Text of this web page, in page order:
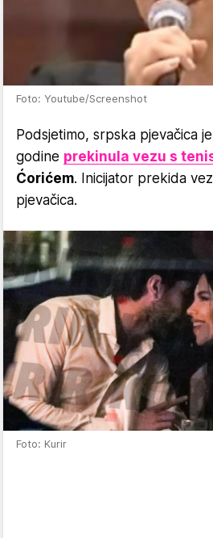
Foto: Youtube/Screenshot
Podsjetimo, srpska pjevačica
godine prekinula vezu s
Ćorićem. Inicijator prekida
pjevačica.
Foto: Kurir